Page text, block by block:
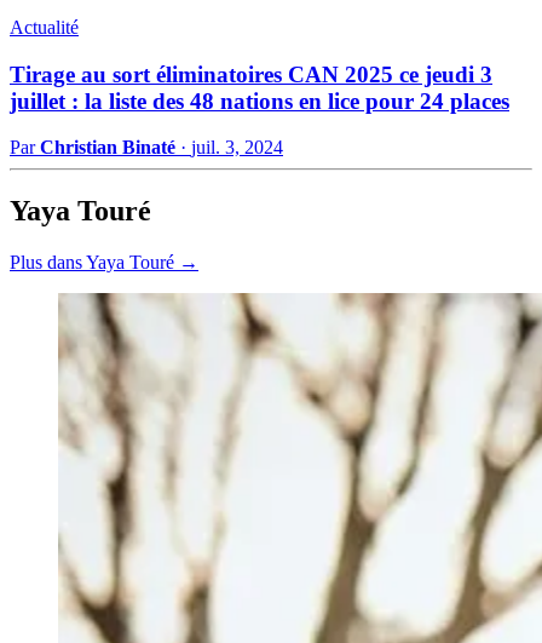
Actualité
Tirage au sort éliminatoires CAN 2025 ce jeudi 3
juillet : la liste des 48 nations en lice pour 24 places
ParChristian Binaté · juil. 3, 2024
Yaya Touré
Plus dans Yaya Touré →